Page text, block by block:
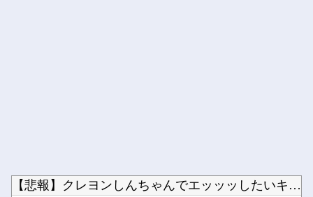
【悲報】クレヨンしんちゃんでエッッッしたいキャラ、満場一致で...